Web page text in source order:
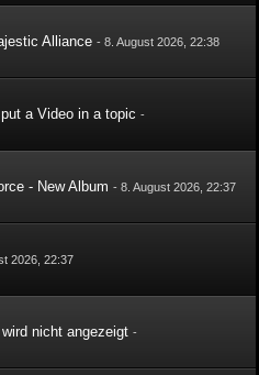
Alliance -8. August 2026, 22:38
a Video in a topic -
- New Album -8. August 2026, 22:37
2026, 22:37
wird nicht angezeigt -